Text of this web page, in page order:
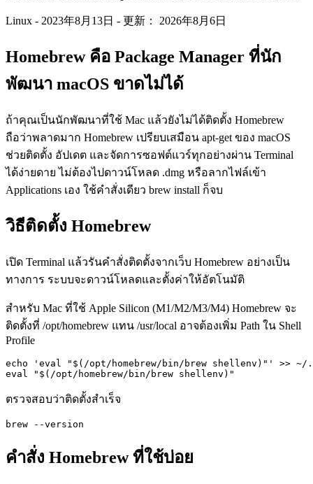
Linux - 2023年8月13日 - 更新： 2026年8月6日
Homebrew คือ Package Manager ที่นัก
พัฒนา macOS ขาดไม่ได้
ถ้าคุณเป็นนักพัฒนาที่ใช้ Mac แล้วยังไม่ได้ติดตั้ง Homebrew
ถือว่าพลาดมาก Homebrew เปรียบเสมือน apt-get ของ macOS
ช่วยติดตั้ง อัปเดต และจัดการซอฟต์แวร์ทุกอย่างผ่าน Terminal
ได้ง่ายดาย ไม่ต้องไปดาวน์โหลด .dmg หรือลากไฟล์เข้า
Applications เอง ใช้คำสั่งเดียว brew install ก็จบ
วิธีติดตั้ง Homebrew
เปิด Terminal แล้วรันคำสั่งติดตั้งจากเว็บ Homebrew อย่างเป็น
ทางการ ระบบจะดาวน์โหลดและตั้งค่าให้อัตโนมัติ
สำหรับ Mac ที่ใช้ Apple Silicon (M1/M2/M3/M4) Homebrew จะ
ติดตั้งที่ /opt/homebrew แทน /usr/local อาจต้องเพิ่ม Path ใน Shell
Profile
echo 'eval "$(/opt/homebrew/bin/brew shellenv)"' >>
eval "$(/opt/homebrew/bin/brew shellenv)"
ตรวจสอบว่าติดตั้งสำเร็จ
brew --version
คำสั่ง Homebrew ที่ใช้บ่อย